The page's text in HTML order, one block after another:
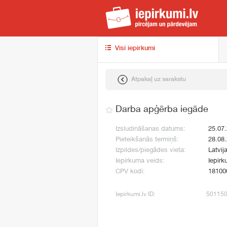
Visi iepirkumi
Atpakaļ uz sarakstu
Darba apģērba iegāde
Izsludināšanas datums:
Pieteikšanās termiņš:
Izpildes/piegādes vieta:
Iepirkuma veids:
CPV kodi:
Iepirkumi.lv ID: